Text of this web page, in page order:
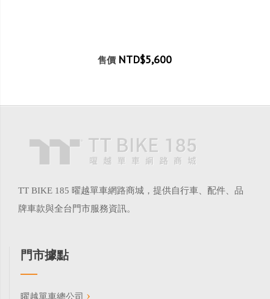
售價 NTD$5,600
TT BIKE 185 曜越單車網路商城，提供自行車、配件、品
牌車款與全台門市服務資訊。
門市據點
曜越單車總公司